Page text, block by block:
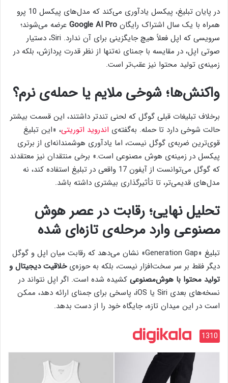
در پایان تبلیغ، پیکسل یادآوری می‌کند که مدل‌های پیکسل 10 پرو
همراه با یک سال اشتراک رایگان Google AI Pro عرضه می‌شوند؛
سرویسی که اپل فعلاً هیچ جایگزینی برای آن ندارد. Siri، دستیار
صوتی اپل، در مقایسه با جمنای نه‌تنها از نظر قدرت پردازش، بلکه در
زمینه‌ی تولید محتوا نیز عقب‌تر است.
واکنش‌ها؛ شوخی ملایم یا حمله‌ی نرم؟
برخلاف تبلیغات قبلی گوگل که لحنی تندتر داشتند، این قسمت بیشتر
حالت شوخی دارد تا حمله. به‌گفته‌ی اندروید اتوریتی، «این تبلیغ
قوی‌ترین ضربه‌ی گوگل نیست، اما یادآوری هوشمندانه‌ای از برتری
پیکسل در زمینه‌ی هوش مصنوعی است.» برخی منتقدان نیز معتقدند
که گوگل می‌توانست از آیفون 17 واقعی در تبلیغ استفاده کند، نه
مدل‌های قدیمی‌تر، تا تأثیرگذاری بیشتری داشته باشد.
تحلیل نهایی؛ رقابت در عصر هوش
مصنوعی وارد مرحله‌ی تازه‌ای شده
تبلیغ «Generation Gap» نشان می‌دهد که رقابت میان اپل و گوگل
دیگر فقط بر سر سخت‌افزار نیست، بلکه به حوزه‌یخلاقیت دیجیتال و
تولید محتوا با هوش‌مصنوعی کشیده شده است. اگر اپل نتواند در
نسخه‌های بعدی Siri یا iOS، پاسخی برای جمنای ارائه دهد، ممکن
است در این میدان تازه، جایگاه خود را از دست بدهد.
1310